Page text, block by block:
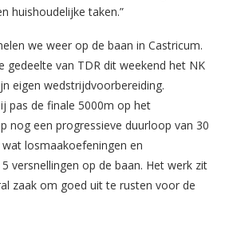
huishoudelijke taken.”
we weer op de baan in Castricum.
gedeelte van TDR dit weekend het NK
eigen wedstrijdvoorbereiding.
pas de finale 5000m op het
nog een progressieve duurloop van 30
losmaakoefeningen en
versnellingen op de baan. Het werk zit
zaak om goed uit te rusten voor de